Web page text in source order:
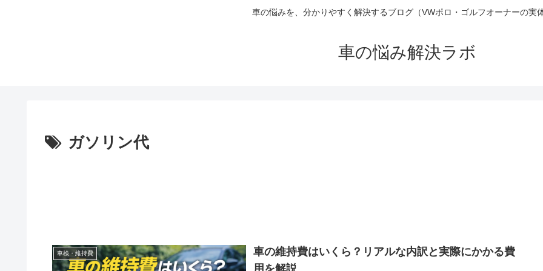
車の悩みを、分かりやすく解決するブログ（VWポロ・ゴルフオーナーの実
車の悩み解決ラボ
ガソリン代
車検・維持費
車の維持費はいくら？リアルな内訳と実際にかかる費